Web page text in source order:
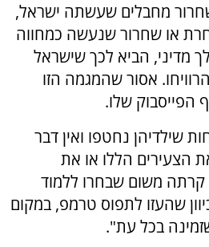
מחבלים שעשתה ישראל,
או שחרור שנעשה כמחווה
מדיני, הביא לכך שישראל
הרוויחו. אסור שהמגמה הזו
הפייסבוק שלו.
שילדיהן נחטפו ואין דבר
הצעירים הללו או את
משום שבחרו ללמוד
שהעזו לתפוס טרמפ, במקום
בכל עת".